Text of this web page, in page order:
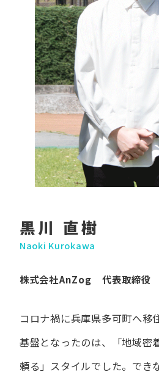
黒川 直樹
Naoki Kurokawa
株式会社AnZog 代表取締役
コロナ禍に​兵庫県多可町へ​移
基盤となったのは、
「地域
頼る」スタイルでした。 でき